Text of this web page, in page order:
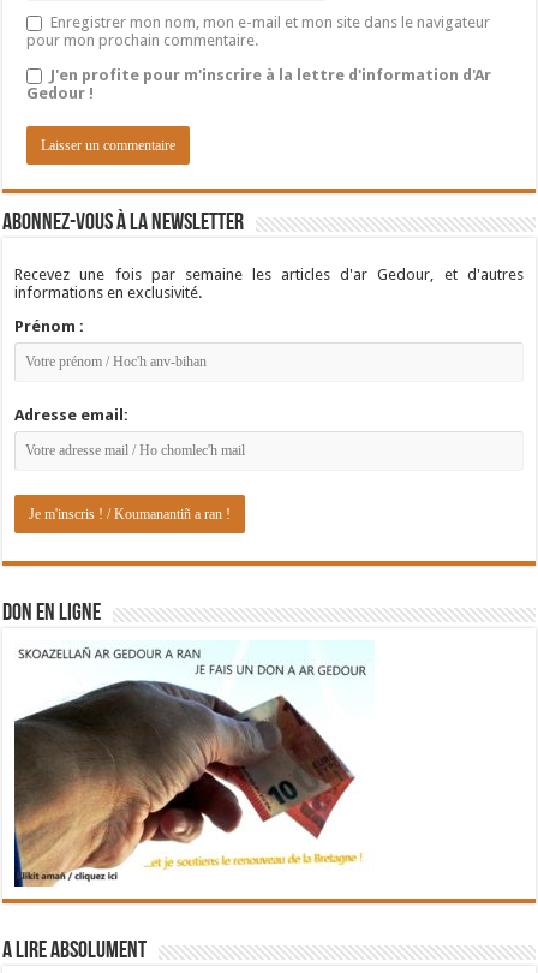
Enregistrer mon nom, mon e-mail et mon site dans le navigateur
pour mon prochain commentaire.
J'en profite pour m'inscrire à la lettre d'information d'Ar
Gedour !
Abonnez-vous à la newsletter
Recevez une fois par semaine les articles d'ar Gedour, et d'autres
informations en exclusivité.
Prénom :
Adresse email:
DON EN LIGNE
A lire absolument